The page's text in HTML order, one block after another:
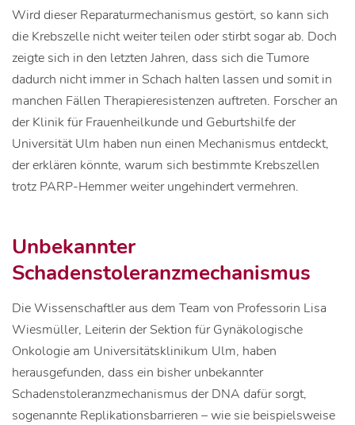
Wird dieser Reparaturmechanismus gestört, so kann sich
die Krebszelle nicht weiter teilen oder stirbt sogar ab. Doch
zeigte sich in den letzten Jahren, dass sich die Tumore
dadurch nicht immer in Schach halten lassen und somit in
manchen Fällen Therapieresistenzen auftreten. Forscher an
der Klinik für Frauenheilkunde und Geburtshilfe der
Universität Ulm haben nun einen Mechanismus entdeckt,
der erklären könnte, warum sich bestimmte Krebszellen
trotz PARP-Hemmer weiter ungehindert vermehren.
Unbekannter
Schadenstoleranzmechanismus
Die Wissenschaftler aus dem Team von Professorin Lisa
Wiesmüller, Leiterin der Sektion für Gynäkologische
Onkologie am Universitätsklinikum Ulm, haben
herausgefunden, dass ein bisher unbekannter
Schadenstoleranzmechanismus der DNA dafür sorgt,
sogenannte Replikationsbarrieren – wie sie beispielsweise